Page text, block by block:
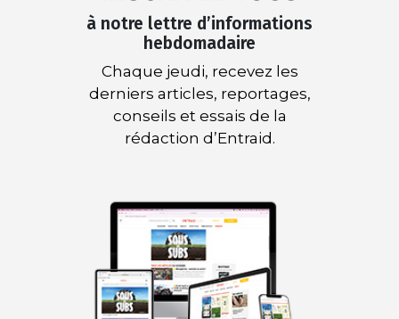
à notre lettre d’informations
hebdomadaire
Chaque jeudi, recevez les
derniers articles, reportages,
conseils et essais de la
rédaction d’Entraid.